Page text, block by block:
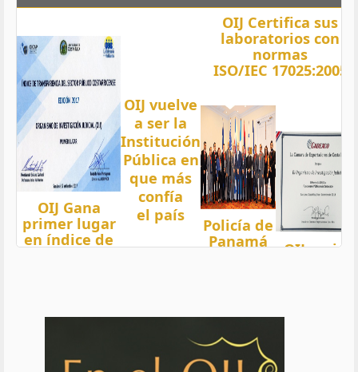
OIJ Gana
primer lugar
en índice de
OIJ vuelve
a ser la
Institución
Pública en
que más
confía
el país
OIJ Certifica sus
laboratorios con
normas
ISO/IEC 17025:2005
Policía de
Panamá
OIJ mejor